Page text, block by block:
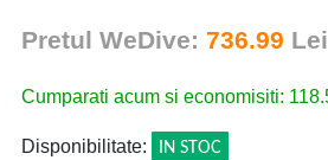
Pretul WeDive:736.99 Lei
Cumparati acum si economisiti:
Disponibilitate: IN STOC